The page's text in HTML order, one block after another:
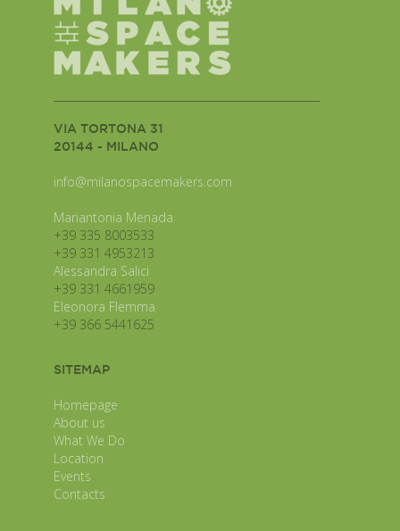
VIA TORTONA 31
20144 - MILANO
info@milanospacemakers.com
Mariantonia Menada
+39 335 8003533
+39 331 4953213
Alessandra Salici
+39 331 4661959
Eleonora Flemma
+39 366 5441625
SITEMAP
Homepage
About us
What We Do
Location
Events
Contacts